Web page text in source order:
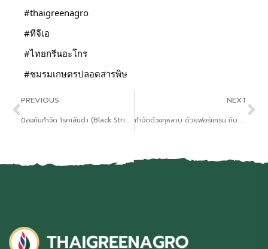
#thaigreenagro
#ทีจีเอ
#ไทยกรีนอะโกร
#ชมรมเกษตรปลอดสารพิษ
PREVIOUS
ป้องกันกำจัด โรคเส้นดำ (Black Stripe) ในยางพารา
NEXT
กำจัดด้วงกุหลาบ ด้วยฟอร์แทรน กับ บูเวเรีย